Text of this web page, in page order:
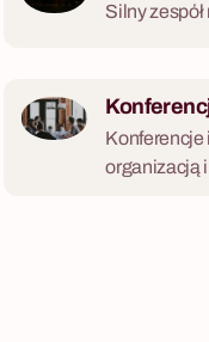
Silny
Konferencje
organizacją